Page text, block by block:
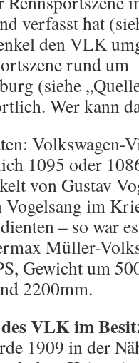
verfasst hat
den VLK
rund um
(siehe
Wer kann
Volkswagen-
1095 oder
von Gustav
Vogelsang im
– so war
Müller-
Gewicht um
2200mm.
VLK im
1909 in der